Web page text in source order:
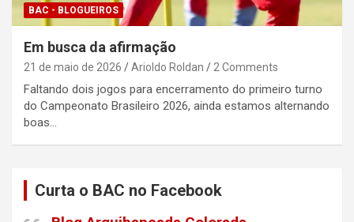
BAC - BLOGUEIROS
Em busca da afirmação
21 de maio de 2026 Arioldo Roldan 2 Comments
Faltando dois jogos para encerramento do primeiro turno
do Campeonato Brasileiro 2026, ainda estamos alternando
boas…
Curta o BAC no Facebook